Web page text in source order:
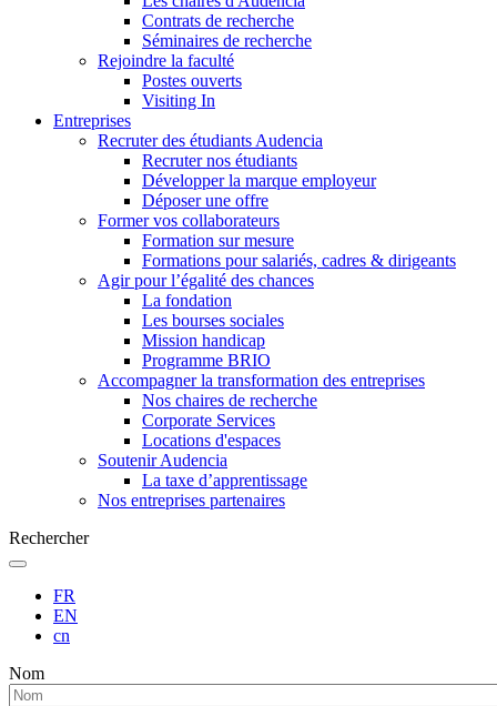
Contrats de recherche
Séminaires de recherche
Rejoindre la faculté
Postes ouverts
Visiting In
Entreprises
Recruter des étudiants Audencia
Recruter nos étudiants
Développer la marque employeur
Déposer une offre
Former vos collaborateurs
Formation sur mesure
Formations pour salariés, cadres & dirigeants
Agir pour l’égalité des chances
La fondation
Les bourses sociales
Mission handicap
Programme BRIO
Accompagner la transformation des entreprises
Nos chaires de recherche
Corporate Services
Locations d'espaces
Soutenir Audencia
La taxe d’apprentissage
Nos entreprises partenaires
Rechercher
FR
EN
cn
Nom